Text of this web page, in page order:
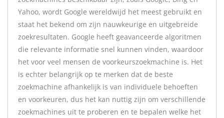
Yahoo, wordt Google wereldwijd het meest gebruikt en
staat het bekend om zijn nauwkeurige en uitgebreide
zoekresultaten. Google heeft geavanceerde algoritmen
die relevante informatie snel kunnen vinden, waardoor
het voor veel mensen de voorkeurszoekmachine is. Het
is echter belangrijk op te merken dat de beste
zoekmachine afhankelijk is van individuele behoeften
en voorkeuren, dus het kan nuttig zijn om verschillende
zoekmachines uit te proberen en te bepalen welke het